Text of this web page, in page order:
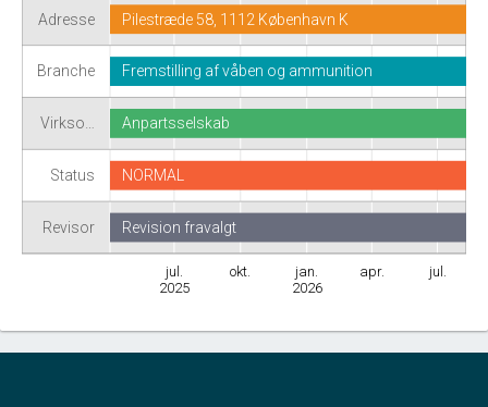
Adresse
Branche
Virkso…
Status
Revisor
jul.
2025
okt.
jan.
2026
apr. jul.
Pilestræde 58, 1112 København K
Fremstilling af våben og ammunition
Anpartsselskab
NORMAL
Revision fravalgt